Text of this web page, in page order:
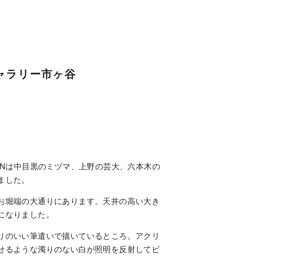
ラリー市ヶ谷
中目黒のミヅマ、上野の芸大、六本木の
た。
端の大通りにあります。天井の高い大き
りました。
いい筆遣いで描いているところ。アクリ
ような濁りのない白が照明を反射してピ